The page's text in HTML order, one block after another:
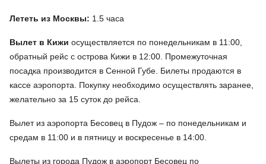
Лететь из Москвы: 1.5 часа
Вылет в Кижи осуществляется по понедельникам в 11:00,
обратный рейс с острова Кижи в 12:00. Промежуточная
посадка производится в Сенной Губе. Билеты продаются в
кассе аэропорта. Покупку необходимо осуществлять заранее,
желательно за 15 суток до рейса.
Вылет из аэропорта Бесовец в Пудож – по понедельникам и
средам в 11:00 и в пятницу и воскресенье в 14:00.
Вылеты из города Пудож в аэропорт Бесовец по